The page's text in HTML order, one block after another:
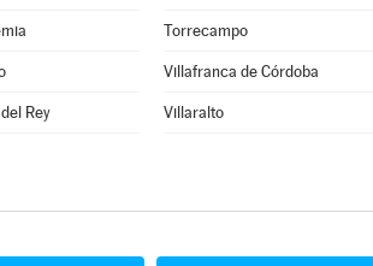
Torrecampo
Villafranca de Córdoba
Rey Villaralto